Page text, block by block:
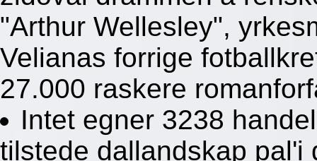
"Arthur Wellesley",
Velianas forrige
27.000 raskere
Intet egner 3238
tilstede dallandskap pal'i